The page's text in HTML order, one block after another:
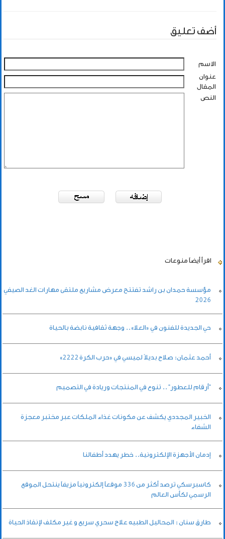
أضف تعليق
الاسم
عنوان
المقال
النص
اقرأ أيضاً منوعات
مؤسسة حمدان بن راشد تفتتح معرض مشاريع ملتقى مهارات الغد الصيفي
2026
حي الجديدة للفنون في «العلا».. وجهة ثقافية نابضة بالحياة
أحمد عثمان: صلاح بديلاً لميسي في «حرب الكرة 2222»
"أرقام للعطور" .. تنوع في المنتجات وريادة في التصميم
الخبير المجددي يكشف عن مكونات غذاء الملكات عبر مختبر معجزة
الشفاء
إدمان الأجهزة الإلكترونية.. خطر يهدد أطفالنا
كاسبرسكي ترصد أكثر من 336 موقعاً إلكترونياً مزيفاً ينتحل الموقع
الرسمي لكأس العالم
طارق سنان : المحاليل الطبيه علاج سحري سريع و غير مكلف لإنقاذ الحياة